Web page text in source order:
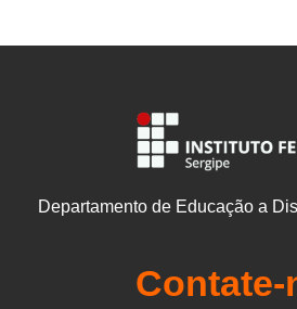
Departamento de Educação a
Contate-